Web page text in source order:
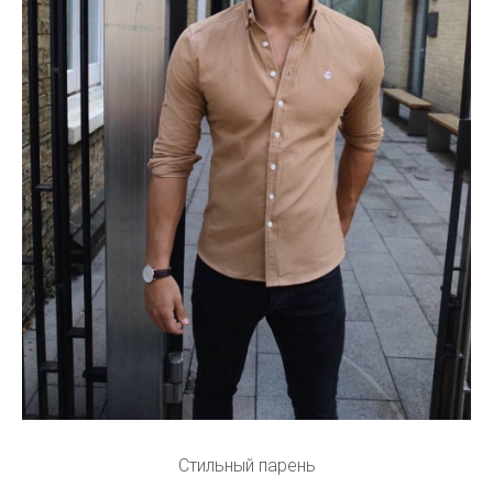
Стильный парень